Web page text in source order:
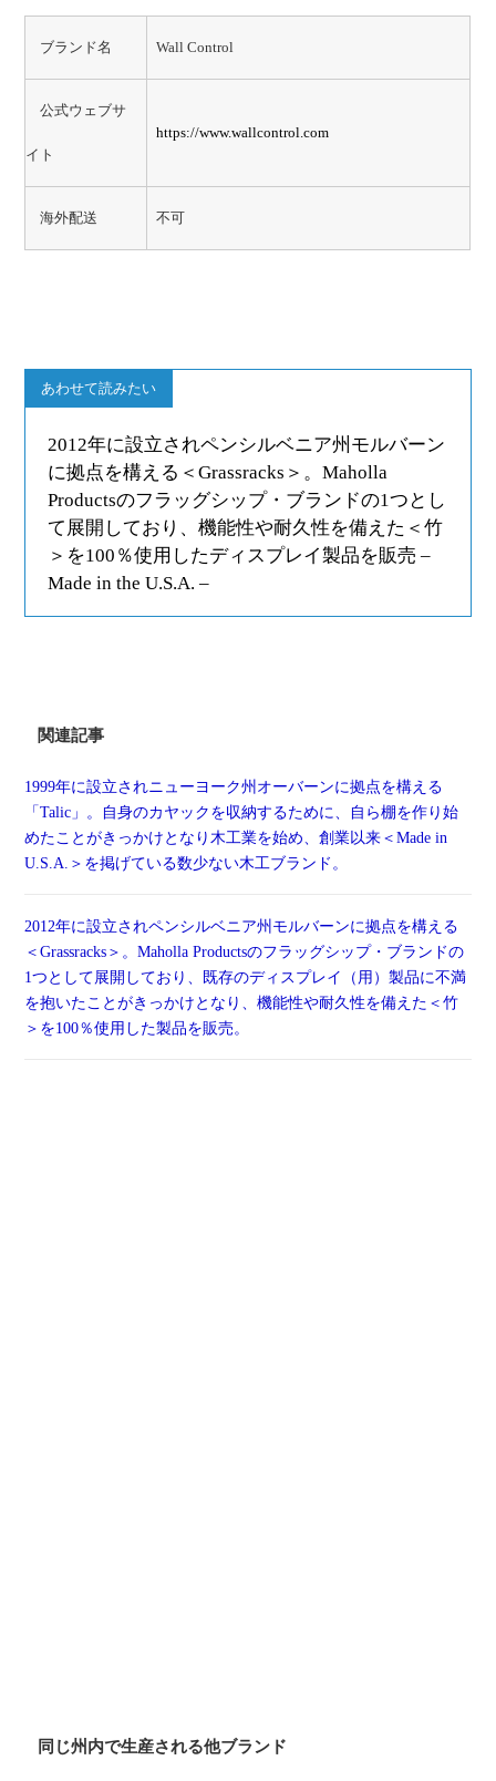
ブランド名 Wall Control
公式ウェブサ
イト
https://www.wallcontrol.com
海外配送 不可
あわせて読みたい
2012年に設立されペンシルベニア州モルバーン
に拠点を構える＜Grassracks＞。Maholla
Productsのフラッグシップ・ブランドの1つとし
て展開しており、機能性や耐久性を備えた＜竹
＞を100％使用したディスプレイ製品を販売 –
Made in the U.S.A. –
関連記事
1999年に設立されニューヨーク州オーバーンに拠点を構える
「Talic」。自身のカヤックを収納するために、自ら棚を作り始
めたことがきっかけとなり木工業を始め、創業以来＜Made in
U.S.A.＞を掲げている数少ない木工ブランド。
2012年に設立されペンシルベニア州モルバーンに拠点を構える
＜Grassracks＞。Maholla Productsのフラッグシップ・ブランドの
1つとして展開しており、既存のディスプレイ（用）製品に不満
を抱いたことがきっかけとなり、機能性や耐久性を備えた＜竹
＞を100％使用した製品を販売。
同じ州内で生産される他ブランド